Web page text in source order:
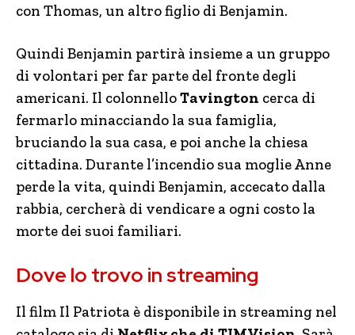
con Thomas, un altro figlio di Benjamin.
Quindi Benjamin partirà insieme a un gruppo
di volontari per far parte del fronte degli
americani. Il colonnelloTavington cerca di
fermarlo minacciando la sua famiglia,
bruciando la sua casa, e poi anche la chiesa
cittadina. Durante l’incendio sua moglie Anne
perde la vita, quindi Benjamin, accecato dalla
rabbia, cercherà di vendicare a ogni costo la
morte dei suoi familiari.
Dove lo trovo in streaming
Il film Il Patriota è disponibile in streaming nel